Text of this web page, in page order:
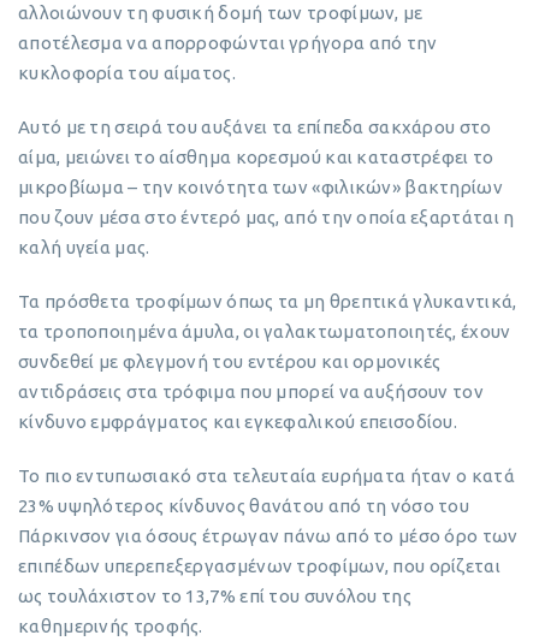
αλλοιώνουν τη φυσική δομή των τροφίμων, με
αποτέλεσμα να απορροφώνται γρήγορα από την
κυκλοφορία του αίματος.
Αυτό με τη σειρά του αυξάνει τα επίπεδα σακχάρου στο
αίμα, μειώνει το αίσθημα κορεσμού και καταστρέφει το
μικροβίωμα – την κοινότητα των «φιλικών» βακτηρίων
που ζουν μέσα στο έντερό μας, από την οποία εξαρτάται η
καλή υγεία μας.
Τα πρόσθετα τροφίμων όπως τα μη θρεπτικά γλυκαντικά,
τα τροποποιημένα άμυλα, οι γαλακτωματοποιητές, έχουν
συνδεθεί με φλεγμονή του εντέρου και ορμονικές
αντιδράσεις στα τρόφιμα που μπορεί να αυξήσουν τον
κίνδυνο εμφράγματος και εγκεφαλικού επεισοδίου.
Το πιο εντυπωσιακό στα τελευταία ευρήματα ήταν ο κατά
23% υψηλότερος κίνδυνος θανάτου από τη νόσο του
Πάρκινσον για όσους έτρωγαν πάνω από το μέσο όρο των
επιπέδων υπερεπεξεργασμένων τροφίμων, που ορίζεται
ως τουλάχιστον το 13,7% επί του συνόλου της
καθημερινής τροφής.